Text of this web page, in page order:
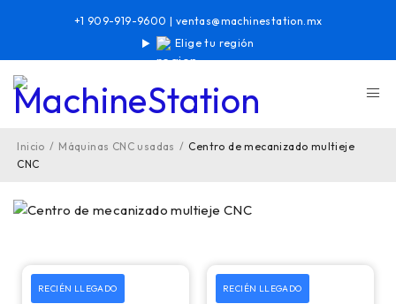
Elige tu región
+1 909-919-9600 | ventas@machinestation.mx
Inicio / Máquinas CNC usadas / Centro de mecanizado multieje
CNC
RECIÉN LLEGADO RECIÉN LLEGADO